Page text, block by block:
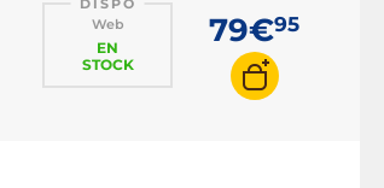
Web
EN
STOCK
79€95